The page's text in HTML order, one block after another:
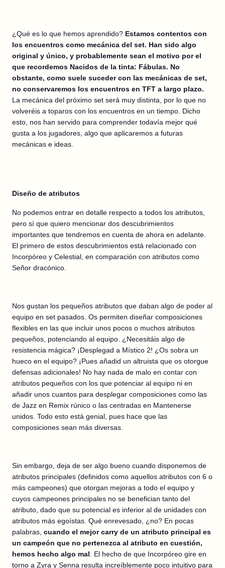
¿Qué es lo que hemos aprendido? Estamos contentos con
los encuentros como mecánica del set. Han sido algo
original y único, y probablemente sean el motivo por el
que recordemos Nacidos de la tinta: Fábulas. No
obstante, como suele suceder con las mecánicas de set,
no conservaremos los encuentros en TFT a largo plazo.
La mecánica del próximo set será muy distinta, por lo que no
volveréis a toparos con los encuentros en un tiempo. Dicho
esto, nos han servido para comprender todavía mejor qué
gusta a los jugadores, algo que aplicaremos a futuras
mecánicas e ideas.
Diseño de atributos
No podemos entrar en detalle respecto a todos los atributos,
pero sí que quiero mencionar dos descubrimientos
importantes que tendremos en cuenta de ahora en adelante.
El primero de estos descubrimientos está relacionado con
Incorpóreo y Celestial, en comparación con atributos como
Señor dracónico.
Nos gustan los pequeños atributos que daban algo de poder al
equipo en set pasados. Os permiten diseñar composiciones
flexibles en las que incluir unos pocos o muchos atributos
pequeños, potenciando al equipo. ¿Necesitáis algo de
resistencia mágica? ¡Desplegad a Místico 2! ¿Os sobra un
hueco en el equipo? ¡Pues añadid un altruista que os otorgue
defensas adicionales! No hay nada de malo en contar con
atributos pequeños con los que potenciar al equipo ni en
añadir unos cuantos para desplegar composiciones como las
de Jazz en Remix rúnico o las centradas en Mantenerse
unidos. Todo esto está genial, pues hace que las
composiciones sean más diversas.
Sin embargo, deja de ser algo bueno cuando disponemos de
atributos principales (definidos como aquellos atributos con 6 o
más campeones) que otorgan mejoras a todo el equipo y
cuyos campeones principales no se benefician tanto del
atributo, dado que su potencial es inferior al de unidades con
atributos más egoístas. Qué enrevesado, ¿no? En pocas
palabras, cuando el mejor carry de un atributo principal es
un campeón que no pertenezca al atributo en cuestión,
hemos hecho algo mal
El hecho de que Incorpóreo gire en
torno a Zyra y Senna resulta increíblemente poco intuitivo para